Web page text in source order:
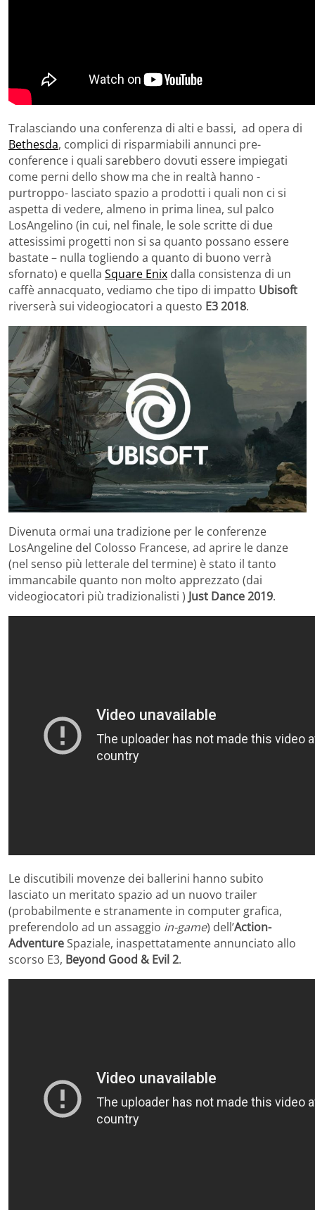
Tralasciando una conferenza di alti e bassi, ad opera di
Bethesda, complici di risparmiabili annunci pre-
conference i quali sarebbero dovuti essere impiegati
come perni dello show ma che in realtà hanno -
purtroppo- lasciato spazio a prodotti i quali non ci si
aspetta di vedere, almeno in prima linea, sul palco
LosAngelino (in cui, nel finale, le sole scritte di due
attesissimi progetti non si sa quanto possano essere
bastate – nulla togliendo a quanto di buono verrà
sfornato) e quella Square Enix dalla consistenza di un
caffè annacquato, vediamo che tipo di impatto Ubisoft
riverserà sui videogiocatori a questo E3 2018.
Divenuta ormai una tradizione per le conferenze
LosAngeline del Colosso Francese, ad aprire le danze
(nel senso più letterale del termine) è stato il tanto
immancabile quanto non molto apprezzato (dai
videogiocatori più tradizionalisti ) Just Dance 2019.
Le discutibili movenze dei ballerini hanno subito
lasciato un meritato spazio ad un nuovo trailer
(probabilmente e stranamente in computer grafica,
preferendolo ad un assaggio in-game) dell’Action-
AdventureSpaziale, inaspettatamente annunciato allo
scorso E3, Beyond Good & Evil 2.